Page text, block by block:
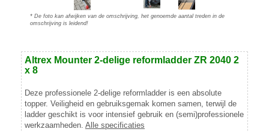
* De foto kan afwijken van de omschrijving, het genoemde aantal treden in de
omschrijving is leidend!
Altrex Mounter 2-delige reformladder ZR 2040 2
x 8
Deze professionele 2-delige reformladder is een absolute
topper. Veiligheid en gebruiksgemak komen samen, terwijl de
ladder geschikt is voor intensief gebruik en (semi)professionele
werkzaamheden. Alle specificaties